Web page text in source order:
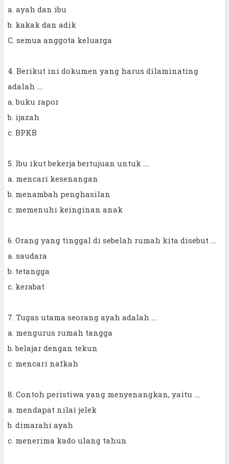
a. ayah dan ibu
b. kakak dan adik
C. semua anggota keluarga
4. Berikut ini dokumen yang harus dilaminating
adalah ....
a. buku rapor
b. ijazah
c. BPKB
5. lbu ikut bekerja bertujuan untuk ....
a. mencari kesenangan
b. menambah penghasilan
c. memenuhi keinginan anak
6. Orang yang tinggal di sebelah rumah kita disebut ....
a. saudara
b. tetangga
c. kerabat
7. Tugas utama seorang ayah adalah ....
a. mengurus rumah tangga
b. belajar dengan tekun
c. mencari nafkah
8. Contoh peristiwa yang menyenangkan, yaitu ....
a. mendapat nilai jelek
b. dimarahi ayah
c. menerima kado ulang tahun